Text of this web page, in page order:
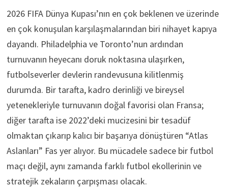
2026 FIFA Dünya Kupası’nın en çok beklenen ve üzerinde
en çok konuşulan karşılaşmalarından biri nihayet kapıya
dayandı. Philadelphia ve Toronto’nun ardından
turnuvanın heyecanı doruk noktasına ulaşırken,
futbolseverler devlerin randevusuna kilitlenmiş
durumda. Bir tarafta, kadro derinliği ve bireysel
yetenekleriyle turnuvanın doğal favorisi olan Fransa;
diğer tarafta ise 2022’deki mucizesini bir tesadüf
olmaktan çıkarıp kalıcı bir başarıya dönüştüren “Atlas
Aslanları” Fas yer alıyor. Bu mücadele sadece bir futbol
maçı değil, aynı zamanda farklı futbol ekollerinin ve
stratejik zekaların çarpışması olacak.